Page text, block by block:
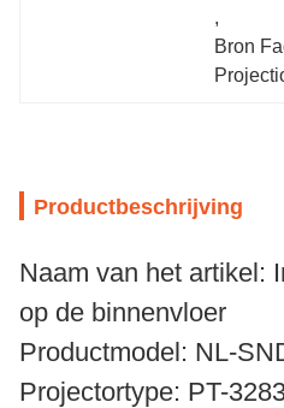
,
Bron
Productbeschrijving
Naam van het artikel:
op de binnenvloer
Productmodel: NL-
Projectortype: PT-